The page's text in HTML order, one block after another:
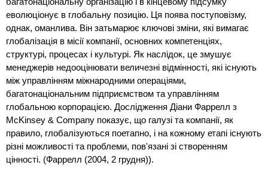
еволюціонує в глобальну позицію. Ця поява поступовізму,
однак, оманлива. Він затьмарює ключові зміни, які вимагає
глобалізація в місії компанії, основних компетенціях,
структурі, процесах і культурі. Як наслідок, це змушує
менеджерів недооцінювати величезні відмінності, які існують
між управлінням міжнародними операціями,
багатонаціональним підприємством та управлінням
глобальною корпорацією. Дослідження Діани Фаррелл з
McKinsey & Company показує, що галузі та компанії, як
правило, глобалізуються поетапно, і на кожному етапі існують
різні можливості та проблеми, пов'язані зі створенням
цінності. (Фаррелл (2004, 2 грудня)).